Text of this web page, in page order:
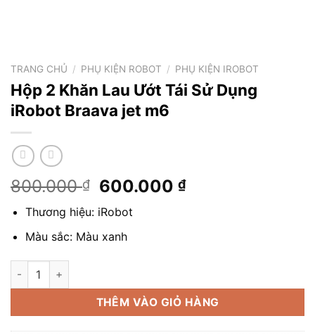
TRANG CHỦ / PHỤ KIỆN ROBOT / PHỤ KIỆN IROBOT
Hộp 2 Khăn Lau Ướt Tái Sử Dụng
iRobot Braava jet m6
800.000₫
Giá
gốc
là:
800.000 ₫.
600.000₫Giá
Thương hiệu: iRobot
Màu sắc: Màu xanh
Hộp 2 Khăn Lau Ướt Tái Sử Dụng iRobot Braava jet m6 số
THÊM VÀO GIỎ HÀNG